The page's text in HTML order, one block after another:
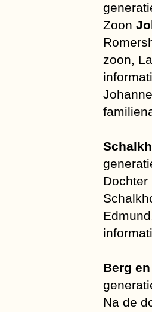
Zoon
zoon,
Dochter
Berg
Na de